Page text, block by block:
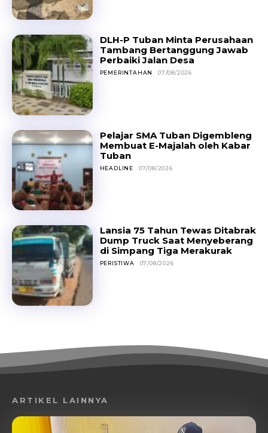
DLH-P Tuban Minta Perusahaan
Tambang Bertanggung Jawab
Perbaiki Jalan Desa
PEMERINTAHAN 07/08/2026
Pelajar SMA Tuban Digembleng
Membuat E-Majalah oleh Kabar
Tuban
HEADLINE 07/08/2026
Lansia 75 Tahun Tewas Ditabrak
Dump Truck Saat Menyeberang
di Simpang Tiga Merakurak
PERISTIWA 07/08/2026
ARTIKEL LAINNYA